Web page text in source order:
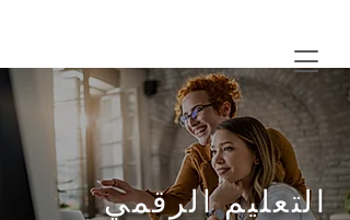
التعليم الرقمي